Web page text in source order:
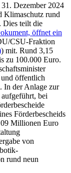
Dezember 2024
Klimaschutz rund
Dies teilt die
öffnet ein
CSU-Fraktion
) mit. Rund 3,15
zu 100.000 Euro.
öffentlich
In der Anlage zur
bei
Förderbescheids
Millionen Euro
von
rund neun